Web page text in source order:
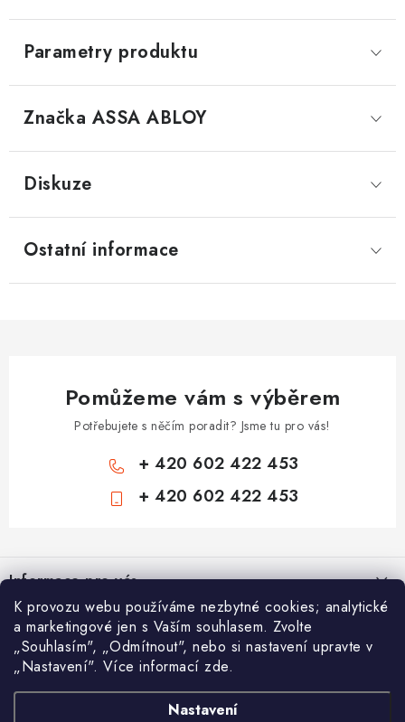
K provozu webu používáme nezbytné cookies; analytické
a marketingové jen s Vaším souhlasem. Zvolte
„Souhlasím", „Odmítnout", nebo si nastavení upravte v
„Nastavení". Více informací zde.
Nastavení
Parametry produktu
Značka ASSA ABLOY
Diskuze
Ostatní informace
Pomůžeme vám s výběrem
Potřebujete s něčím poradit? Jsme tu pro vás!
+ 420 602 422 453
+ 420 602 422 453
á
pInformace pro vás
Zámečnické služby
Státní instituce
Bezpečnostní třídy - PYRAMIDA BEZPEČNOSTI
Nákupní košík
0KS /0 KČ
Vyhledávání
AAA Trezory VA & MA, s.r.o.